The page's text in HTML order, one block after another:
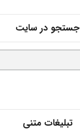
جستجو در سایت
تبلیغات متنی